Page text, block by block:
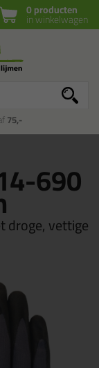
0 producten
in winkelwagen
75,-
690
droge, vettige